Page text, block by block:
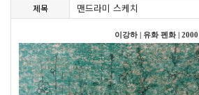
제목 맨드라미 스케치
이강하 유화 펜화 2000